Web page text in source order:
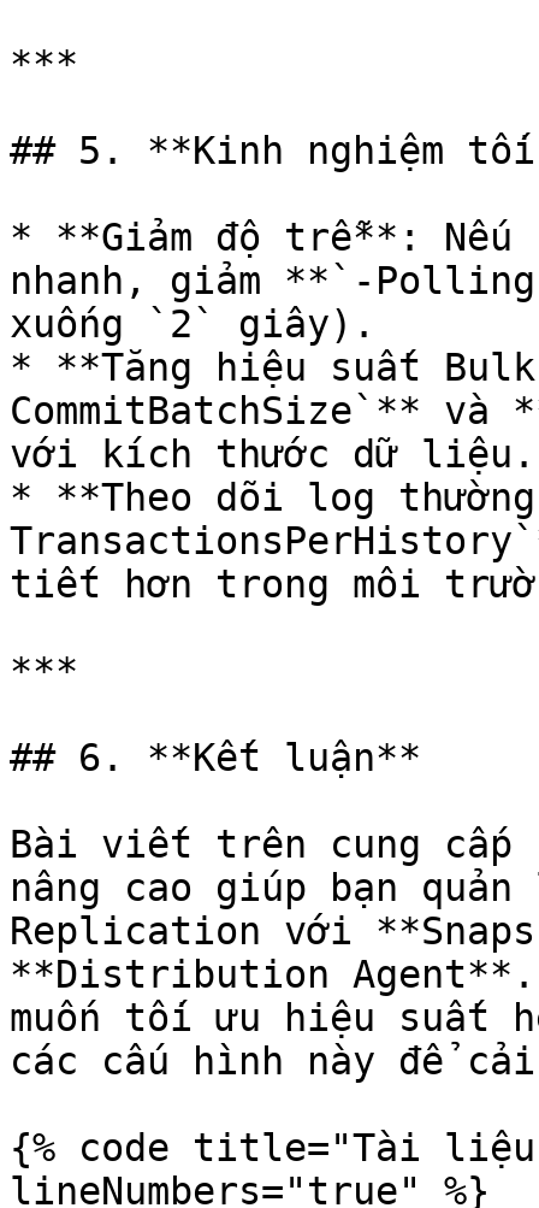
***
## 5. **Kinh nghiệm
* **Giảm độ trễ**: Nếu
nhanh, giảm **`-
xuống `2` giây).
* **Tăng hiệu suất
CommitBatchSize`** và
với kích thước dữ liệu.
* **Theo dõi log
tiết hơn trong môi
***
## 6. **Kết luận**
Bài viết trên cung cấp
nâng cao giúp bạn
Replication với
**Distribution Agent**.
muốn tối ưu hiệu suất
các cấu hình này để
{% code title="Tài liệu
lineNumbers="true" %}